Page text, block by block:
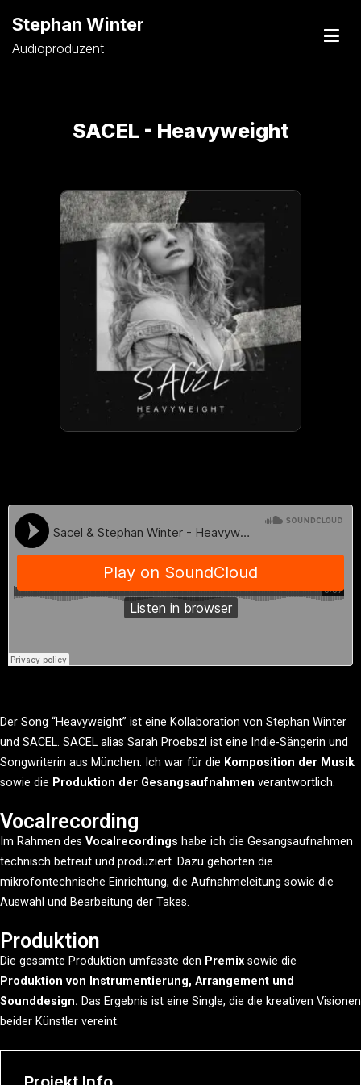
Stephan Winter
Audioproduzent
SACEL - Heavyweight
Der Song “Heavyweight” ist eine Kollaboration von Stephan Winter
und SACEL. SACEL alias Sarah Proebszl ist eine Indie-Sängerin und
Songwriterin aus München. I ch war für die Komposition der Musik
sowie die Produktion der Gesangsaufnahmen verantwortlich.
Vocalrecording
Im Rahmen des Vocalrecordings habe ich die Gesangsaufnahmen
technisch betreut und produziert. Dazu gehörten die
mikrofontechnische Einrichtung, die Aufnahmeleitung sowie die
Auswahl und Bearbeitung der Takes.
Produktion
Die gesamte Produktion umfasste den Premix sowie die
Produktion von Instrumentierung, Arrangement und
Sounddesign. Das Ergebnis ist eine Single, die die kreativen Visionen
beider Künstler vereint.